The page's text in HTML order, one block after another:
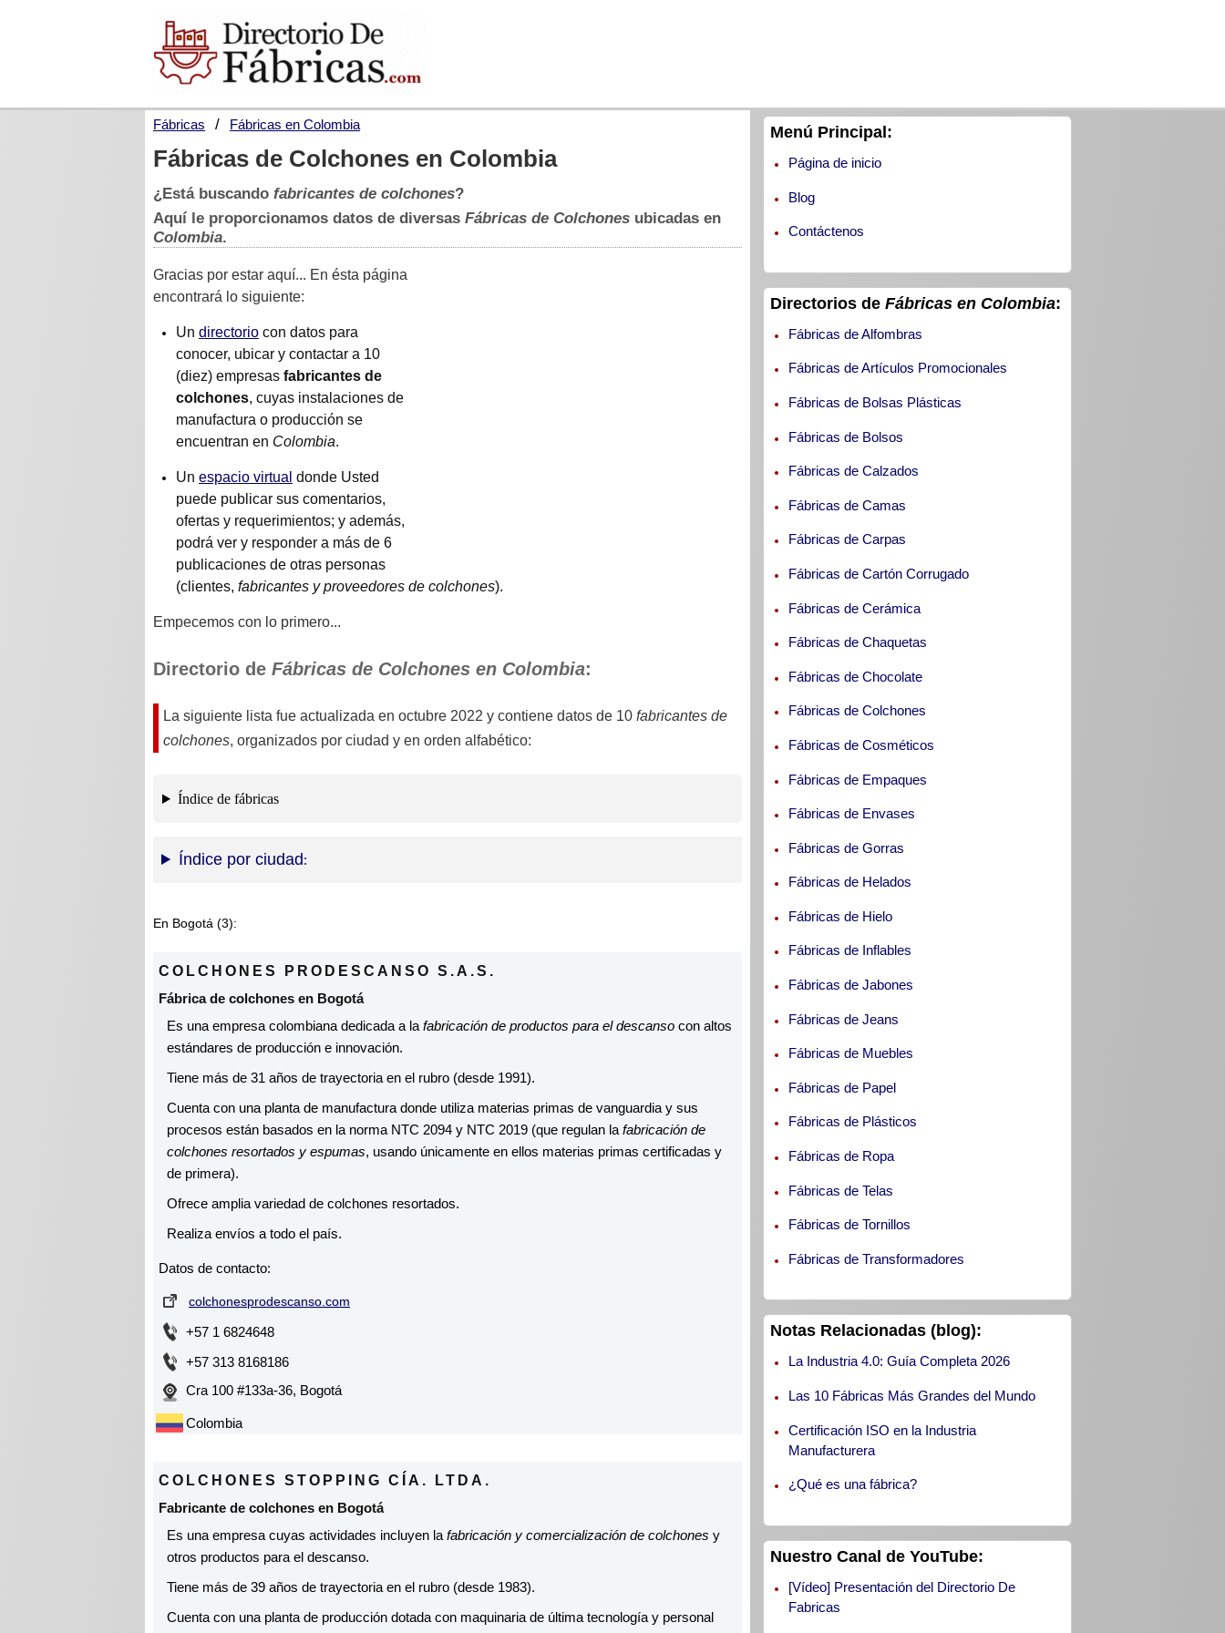
Fábricas Fábricas en Colombia
Fábricas de Colchones en Colombia
¿Está buscando fabricantes de colchones?
Aquí le proporcionamos datos de diversas Fábricas de Colchones ubicadas en
Colombia.
Gracias por estar aquí... En ésta página
encontrará lo siguiente:
Un directorio con datos para
conocer, ubicar y contactar a 10
(diez) empresas fabricantes de
colchones, cuyas instalaciones de
manufactura o producción se
encuentran en Colombia.
Un espacio virtual donde Usted
puede publicar sus comentarios,
ofertas y requerimientos; y además,
podrá ver y responder a más de 6
publicaciones de otras personas
(clientes, fabricantes y proveedores de colchones).
Empecemos con lo primero...
Directorio de Fábricas de Colchones en Colombia:
La siguiente lista fue actualizada en octubre 2022 y contiene datos de 10 fabricantes de
colchones, organizados por ciudad y en orden alfabético:
Índice de fábricas
Índice por ciudad
En Bogotá (3):
COLCHONES PRODESCANSO S.A.S.
Fábrica de colchones en Bogotá
Es una empresa colombiana dedicada a la fabricación de productos para el descanso con altos
estándares de producción e innovación.
Tiene más de 31 años de trayectoria en el rubro (desde 1991).
Cuenta con una planta de manufactura donde utiliza materias primas de vanguardia y sus
procesos están basados en la norma NTC 2094 y NTC 2019 (que regulan la fabricación de
colchones resortados y espumas, usando únicamente en ellos materias primas certificadas y
de primera).
Ofrece amplia variedad de colchones resortados.
Realiza envíos a todo el país.
Datos de contacto:
colchonesprodescanso.com
+57 1 6824648
+57 313 8168186
Cra 100 #133a-36, Bogotá
Colombia
COLCHONES STOPPING CÍA. LTDA.
Fabricante de colchones en Bogotá
Es una empresa cuyas actividades incluyen la fabricación y comercialización de colchones y
otros productos para el descanso.
Tiene más de 39 años de trayectoria en el rubro (desde 1983).
Cuenta con una planta de producción dotada con maquinaria de última tecnología y personal
Menú Principal:
Página de inicio
Blog
Contáctenos
Directorios deFábricas en Colombia:
Fábricas de Alfombras
Fábricas de Artículos Promocionales
Fábricas de Bolsas Plásticas
Fábricas de Bolsos
Fábricas de Calzados
Fábricas de Camas
Fábricas de Carpas
Fábricas de Cartón Corrugado
Fábricas de Cerámica
Fábricas de Chaquetas
Fábricas de Chocolate
Fábricas de Colchones
Fábricas de Cosméticos
Fábricas de Empaques
Fábricas de Envases
Fábricas de Gorras
Fábricas de Helados
Fábricas de Hielo
Fábricas de Inflables
Fábricas de Jabones
Fábricas de Jeans
Fábricas de Muebles
Fábricas de Papel
Fábricas de Plásticos
Fábricas de Ropa
Fábricas de Telas
Fábricas de Tornillos
Fábricas de Transformadores
Notas Relacionadas (blog):
La Industria 4.0: Guía Completa 2026
Las 10 Fábricas Más Grandes del Mundo
Certificación ISO en la Industria
Manufacturera
¿Qué es una fábrica?
Nuestro Canal de YouTube:
[Vídeo] Presentación del Directorio De
Fabricas